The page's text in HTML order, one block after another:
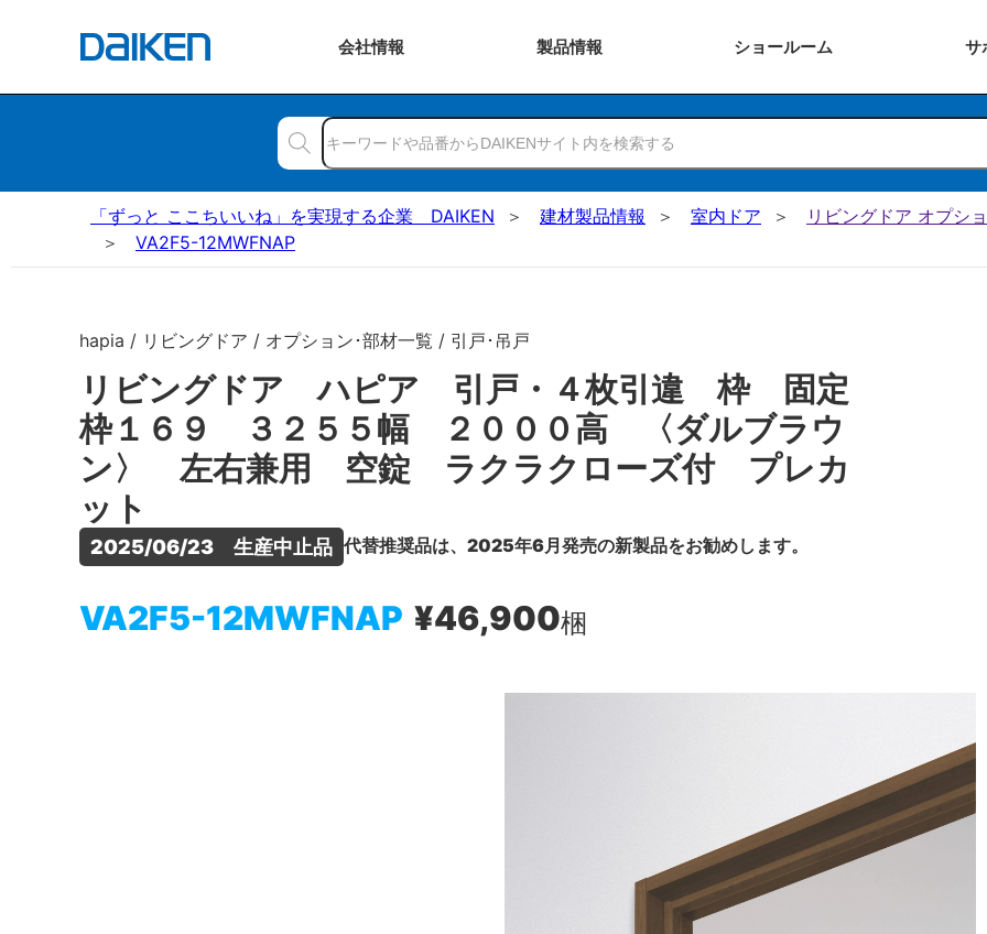
会社情報 製品情報 ショールーム サ
「ずっと ここちいいね」を実現する企業 DAIKEN 建材製品情報 室内ドア
リビングドア オプシ
VA2F5-12MWFNAP
hapia / リビングドア / オプション･部材一覧 / 引戸･吊戸
リビングドア ハピア 引戸・４枚引違 枠 固定
枠１６９ ３２５５幅 ２０００高 〈ダルブラウ
ン〉 左右兼用 空錠 ラクラクローズ付 プレカ
ット
2025/06/23　生産中止品 代替推奨品は、2025年6月発売の新製品をお勧めします。
VA2F5-12MWFNAP ¥46,900梱